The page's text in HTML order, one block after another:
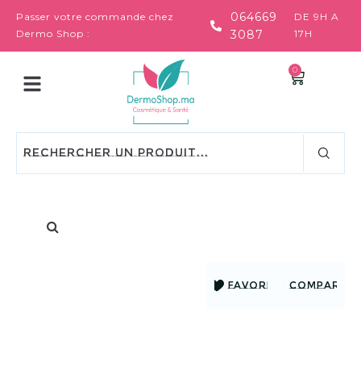
Passer votre commande chez
Dermo Shop :
064669
3087
DE 9H A
17H
0
FAVORIS COMPARER